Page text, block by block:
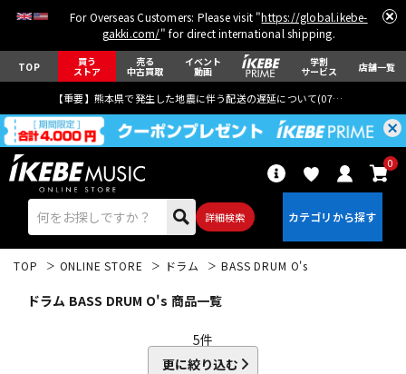
For Overseas Customers: Please visit "https://global.ikebe-
gakki.com/" for direct international shipping.
TOP 買う
ストア
売る
中古買取
イベント
動画
学割
サービス 店舗一覧
【重要】熊本県で発生した地震に伴う配送の遅延について(07月29日
詳細検索
0
TOP ONLINE STORE ドラム BASS DRUM O's
ドラム BASS DRUM O's 商品一覧
5件
更に絞り込む